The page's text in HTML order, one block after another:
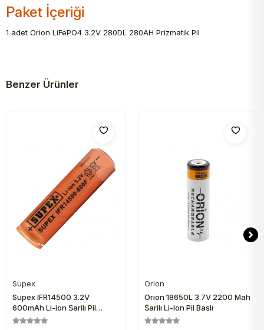
Paket İçeriği
1 adet Orion LiFePO4 3.2V 280DL 280AH Prizmatik Pil
Benzer Ürünler
Supex
Supex IFR14500 3.2V
600mAh Li-ion Şarjlı Pil
(Başsız)
Orion
Orion 18650L 3.7V 2200 Mah
Şarjlı Li-Ion Pil Başlı